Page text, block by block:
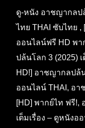
ดู-หนัง อาชญากลป
ไทย THAI ซับไทย
ออนไลน์ฟรี HD พา
ปล้นโลก 3 (2025)
HD!] อาชญากลปล้
ออนไลน์ THAI, อา
[HD] พากย์ไท ฟรี!,
เต็มเรื่อง – ดูหนังอ